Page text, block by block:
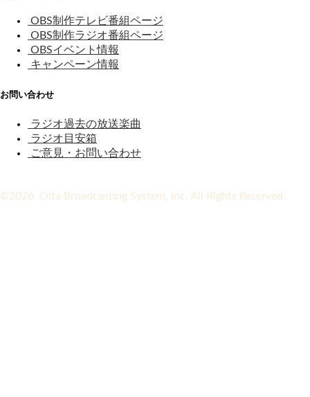
OBS制作テレビ番組ページ
OBS制作ラジオ番組ページ
OBSイベント情報
キャンペーン情報
お問い合わせ
ラジオ過去の放送楽曲
ラジオ目安箱
ご意見・お問い合わせ
©2026 Oita Broadcasting System, Inc. All Rights Reserved.